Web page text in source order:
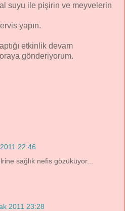
suyu ile pişirin ve meyvelerin
yapın.
etkinlik devam
gönderiyorum.
22:46
sağlık nefis gözüküyor...
2011 23:28